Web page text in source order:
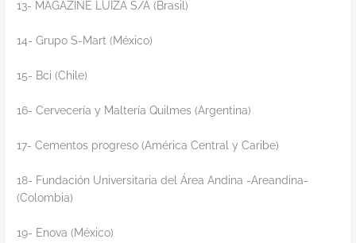
13- MAGAZINE LUIZA S/A (Brasil)
14- Grupo S-Mart (México)
15- Bci (Chile)
16- Cervecería y Maltería Quilmes (Argentina)
17- Cementos progreso (América Central y Caribe)
18- Fundación Universitaria del Área Andina -Areandina-
(Colombia)
19- Enova (México)